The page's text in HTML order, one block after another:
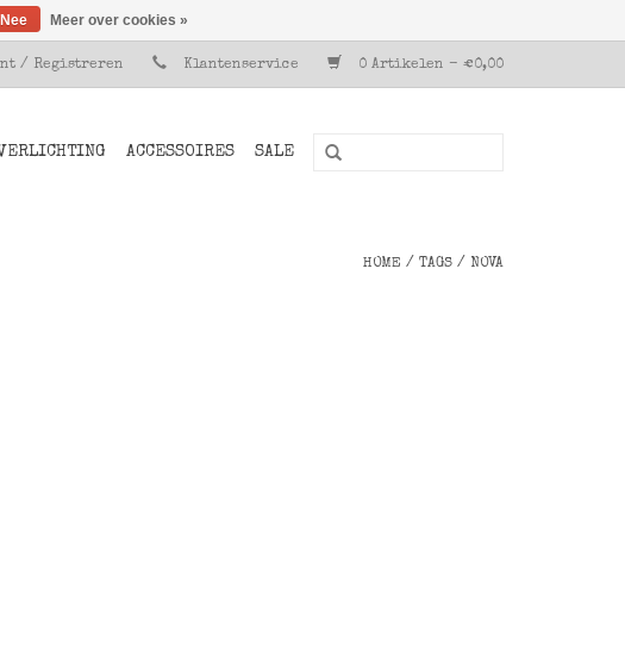
/ Registreren Klantenservice 0 Artikelen - €0,00
ACCESSOIRES SALE
HOME / TAGS / NOVA
Nee Meer over cookies »